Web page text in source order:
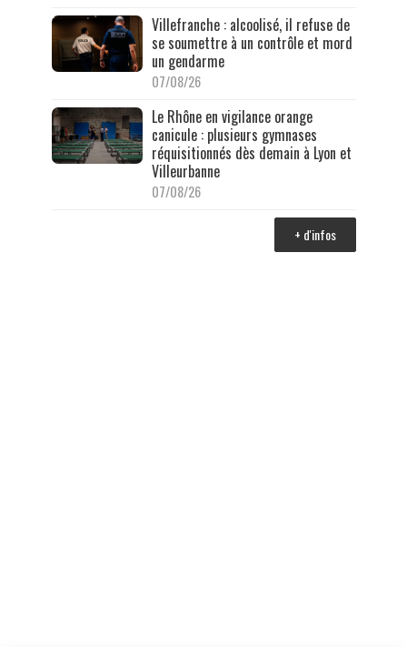
Villefranche : alcoolisé, il refuse de
se soumettre à un contrôle et mord
un gendarme
07/08/26
Le Rhône en vigilance orange
canicule : plusieurs gymnases
réquisitionnés dès demain à Lyon et
Villeurbanne
07/08/26
+ d'infos